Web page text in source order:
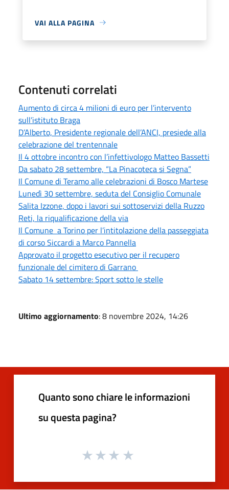
VAI ALLA PAGINA
Contenuti correlati
Aumento di circa 4 milioni di euro per l’intervento
sull’istituto Braga
D’Alberto, Presidente regionale dell’ANCI, presiede alla
celebrazione del trentennale
Il 4 ottobre incontro con l’infettivologo Matteo Bassetti
Da sabato 28 settembre, “La Pinacoteca si Segna”
Il Comune di Teramo alle celebrazioni di Bosco Martese
Lunedì 30 settembre, seduta del Consiglio Comunale
Salita Izzone, dopo i lavori sui sottoservizi della Ruzzo
Reti, la riqualificazione della via
Il Comune a Torino per l’intitolazione della passeggiata
di corso Siccardi a Marco Pannella
Approvato il progetto esecutivo per il recupero
funzionale del cimitero di Garrano
Sabato 14 settembre: Sport sotto le stelle
Ultimo aggiornamento: 8 novembre 2024, 14:26
Quanto sono chiare le informazioni
su questa pagina?